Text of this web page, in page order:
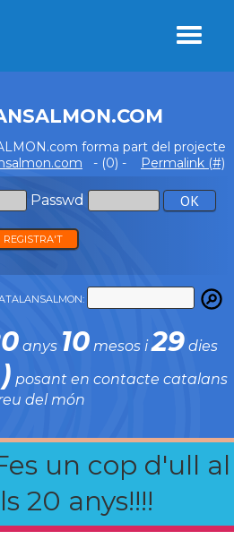
forma part del projecte
- (0) - Permalink (#)
Passwd
REGISTRA'T
anys 10 mesos i29 dies
posant en contacte catalans
del món
un cop d'ull al
20 anys!!!!